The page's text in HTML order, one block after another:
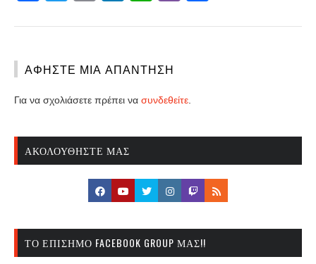
ΑΦΉΣΤΕ ΜΙΑ ΑΠΆΝΤΗΣΗ
Για να σχολιάσετε πρέπει να συνδεθείτε
ΑΚΟΛΟΥΘΉΣΤΕ ΜΑΣ
ΤΟ ΕΠΊΣΗΜΟ FACEBOOK GROUP ΜΑΣ!!